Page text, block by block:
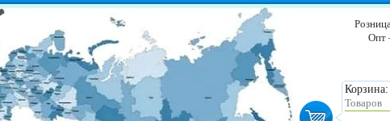
Корзина:
Товаров
Опт